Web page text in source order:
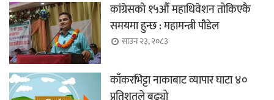
कांग्रेसको १५औँ महाधिवेशन तोकिएकै
समयमा हुन्छ : महामन्त्री पौडेल
साउन २३, २०८३
काँकरभिट्टा नाकाबाट व्यापार घाटा ४०